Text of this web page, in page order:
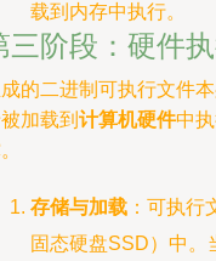
载到内存中执行。
三阶段：硬件
的二进制可执行文件
加载到 计算机硬件中
存储与加载 ：可执行
固态硬盘SSD）中。